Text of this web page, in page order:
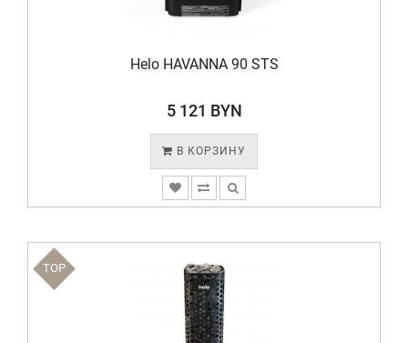
Helo HAVANNA 90 STS
5 121 BYN
В КОРЗИНУ
TOP